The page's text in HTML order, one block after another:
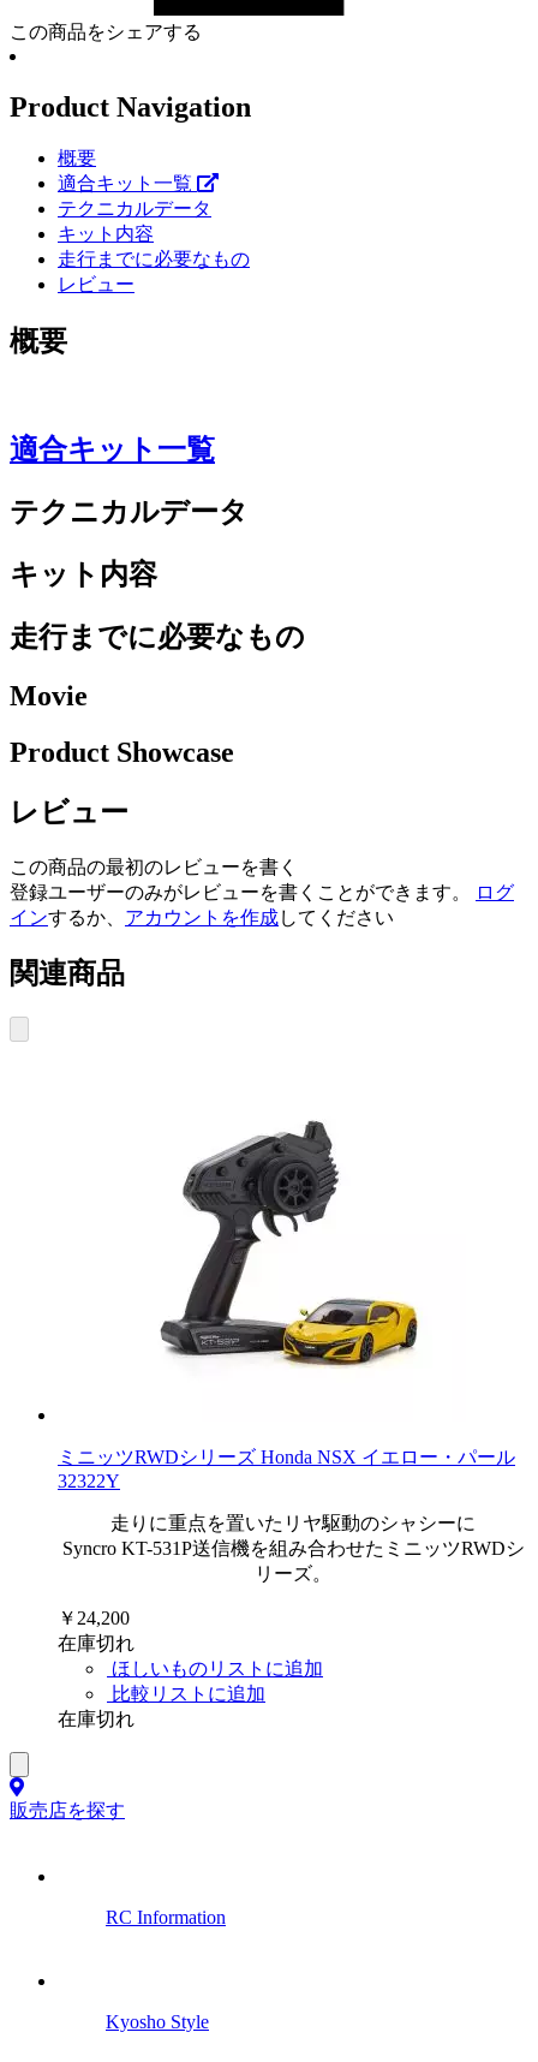
この商品をシェアする
Product Navigation
概要
適合キット一覧
テクニカルデータ
キット内容
走行までに必要なもの
レビュー
概要
適合キット一覧
テクニカルデータ
キット内容
走行までに必要なもの
Movie
Product Showcase
レビュー
この商品の最初のレビューを書く
登録ユーザーのみがレビューを書くことができます。
ログ
インするか、 アカウントを作成してください
関連商品
ミニッツRWDシリーズ Honda NSX イエロー・パール
32322Y
走りに重点を置いたリヤ駆動のシャシーに
Syncro KT-531P送信機を組み合わせたミニッツRWDシ
リーズ。
￥24,200
在庫切れ
ほしいものリストに追加
比較リストに追加
在庫切れ
販売店を探す
RC Information
Kyosho Style